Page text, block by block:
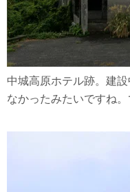
中城高原ホテル跡。建
なかったみたいですね